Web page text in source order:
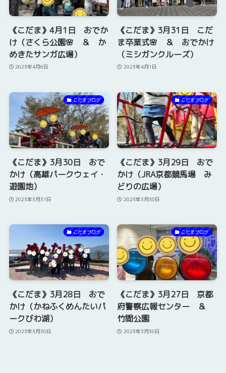
《こだま》4月1日 おでか
け（さくら公園🌸 ＆ か
めきたサンガ広場）
2023年4月6日
《こだま》3月31日 こだ
ま卒業式🌸 ＆ おでかけ
（ミシガンクルーズ）
2023年4月1日
こだまブログ
《こだま》3月30日 おで
かけ（高雄パークウェイ・
遊園地）
2023年3月31日
こだまブログ
《こだま》3月29日 おで
かけ（JRA京都競馬場 み
どりの広場）
2023年3月30日
こだまブログ
《こだま》3月28日 おで
かけ（かねふくめんたいパ
ークびわ湖）
2023年3月30日
こだまブログ
《こだま》3月27日 京都
府警察広報センター ＆
竹間公園
2023年3月30日